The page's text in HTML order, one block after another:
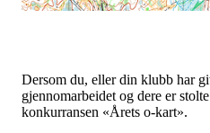
Dersom du, eller din klubb har
gjennomarbeidet og dere er
konkurransen «Årets o-kart».